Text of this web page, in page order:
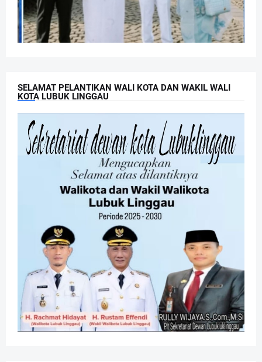
SELAMAT PELANTIKAN WALI KOTA DAN WAKIL WALI
KOTA LUBUK LINGGAU